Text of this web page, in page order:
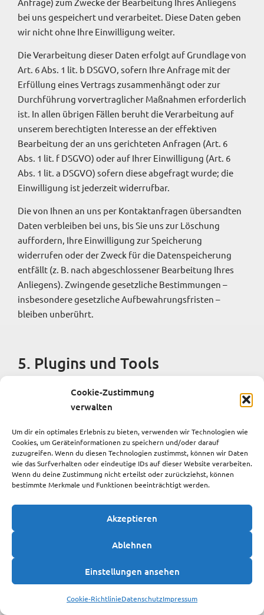
Cookie-Zustimmung
verwalten
Um dir ein optimales Erlebnis zu bieten, verwenden wir Technologien wie
Cookies, um Geräteinformationen zu speichern und/oder darauf
zuzugreifen. Wenn du diesen Technologien zustimmst, können wir Daten
wie das Surfverhalten oder eindeutige IDs auf dieser Website verarbeiten.
Wenn du deine Zustimmung nicht erteilst oder zurückziehst, können
bestimmte Merkmale und Funktionen beeinträchtigt werden.
Akzeptieren
Ablehnen
Einstellungen ansehen
Cookie-RichtlinieDatenschutzImpressum
bei uns gespeichert und verarbeitet. Diese Daten geben
wir nicht ohne Ihre Einwilligung weiter.
Die Verarbeitung dieser Daten erfolgt auf Grundlage von
Art. 6 Abs. 1 lit. b DSGVO, sofern Ihre Anfrage mit der
Erfüllung eines Vertrags zusammenhängt oder zur
Durchführung vorvertraglicher Maßnahmen erforderlich
ist. In allen übrigen Fällen beruht die Verarbeitung auf
unserem berechtigten Interesse an der effektiven
Bearbeitung der an uns gerichteten Anfragen (Art. 6
Abs. 1 lit. f DSGVO) oder auf Ihrer Einwilligung (Art. 6
Abs. 1 lit. a DSGVO) sofern diese abgefragt wurde; die
Einwilligung ist jederzeit widerrufbar.
Die von Ihnen an uns per Kontaktanfragen übersandten
Daten verbleiben bei uns, bis Sie uns zur Löschung
auffordern, Ihre Einwilligung zur Speicherung
widerrufen oder der Zweck für die Datenspeicherung
entfällt (z. B. nach abgeschlossener Bearbeitung Ihres
Anliegens). Zwingende gesetzliche Bestimmungen –
insbesondere gesetzliche Aufbewahrungsfristen –
bleiben unberührt.
5. Plugins und Tools
Betreiber der Website ist die Google Ireland Limited
(„Google“), Gordon House, Barrow Street, Dublin 4,
Irland.
Wenn Sie eine unserer Webseiten besuchen, auf denen
YouTube-Server mitgeteilt, welche unserer Seiten Sie
Ihrem Endgerät speichern oder vergleichbare
Technologien zur Wiedererkennung verwenden (z. B.